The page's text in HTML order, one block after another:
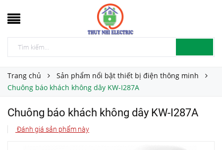
Trang chủ
Sản phẩm nổi bật thiết bị điện thông minh
Chuông báo khách không dây KW-I287A
Chuông báo khách không dây KW-I287A
Đánh giá sản phẩm này